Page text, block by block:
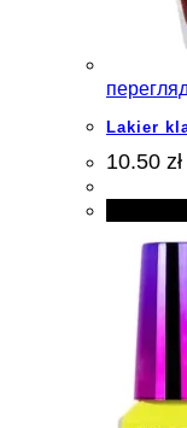
перегляд
Lakier
10.50 zł